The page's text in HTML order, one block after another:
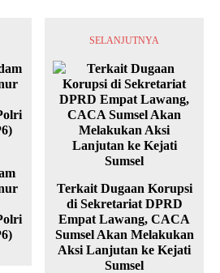
SELANJUTNYA
Terkait Dugaan Korupsi
di Sekretariat DPRD
Empat Lawang, CACA
Sumsel Akan Melakukan
Aksi Lanjutan ke Kejati
Sumsel